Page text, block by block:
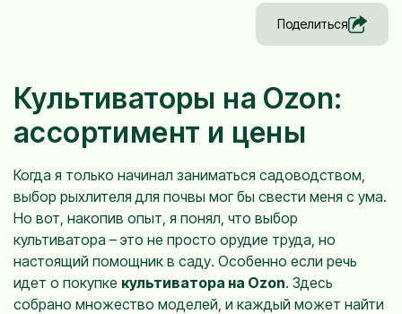
Поделиться
Культиваторы на Ozon:
ассортимент и цены
Когда я только начинал заниматься садоводством,
выбор рыхлителя для почвы мог бы свести меня с ума.
Но вот, накопив опыт, я понял, что выбор
культиватора – это не просто орудие труда, но
настоящий помощник в саду. Особенно если речь
идет о покупке культиватора на Ozon. Здесь
собрано множество моделей, и каждый может найти